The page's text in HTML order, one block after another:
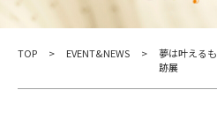
TOP > EVENT&NEWS >
夢は叶える
跡展